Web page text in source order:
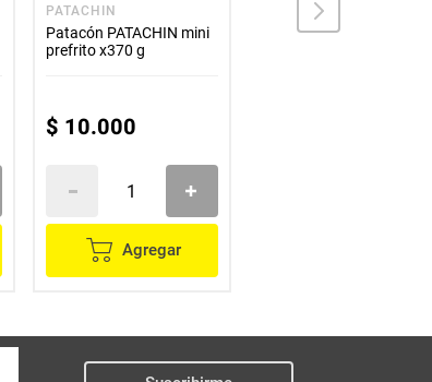
PATACHIN
Patacón PATACHIN mini
prefrito x370 g
$ 10.000
Agregar
PATACHIN
Patacón PATACHIN mini